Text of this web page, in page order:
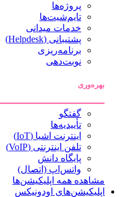
پروژه‌ها
تایم‌شیت‌ها
خدمات میدانی
پشتیبانی (Helpdesk)
برنامه‌ریزی
نوبت‌دهی
بهره‌وری
گفتگو
تأییدیه‌ها
اینترنت اشیا (IoT)
تلفن اینترنتی (VoIP)
پایگاه دانش
واتس‌اپ (اتصال)
مشاهده همه اپلیکیشن‌ها
اپلیکیشن‌های اودونیکس